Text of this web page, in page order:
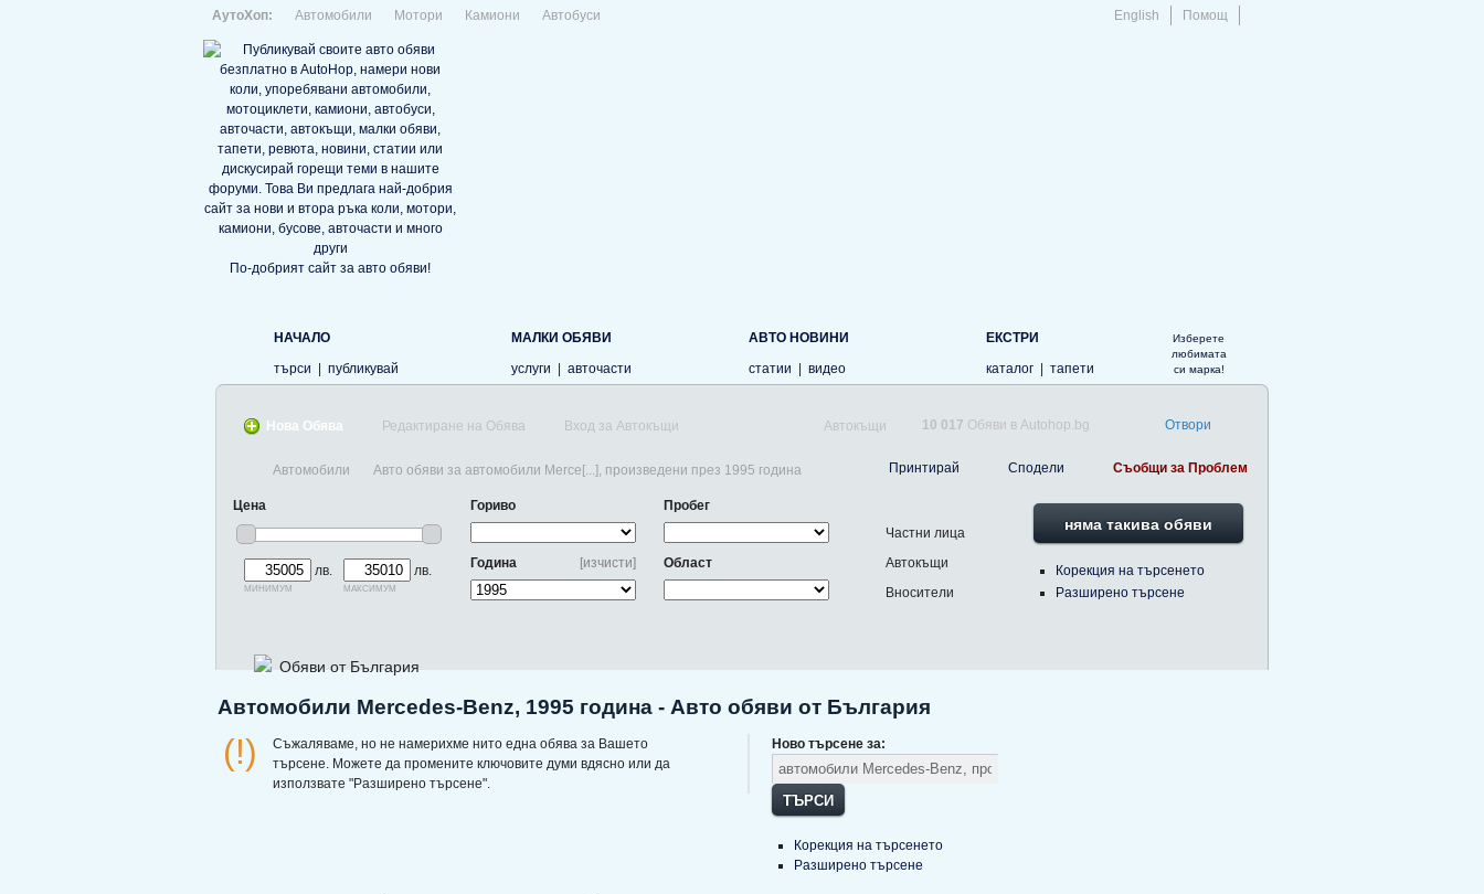
English Помощ
АутоХоп: Автомобили Мотори Камиони Автобуси
По-добрият сайт за авто обяви!
НАЧАЛО
търси
публикувай
МАЛКИ ОБЯВИ
услуги
авточасти
АВТО НОВИНИ
статии
видео
ЕКСТРИ
каталог
тапети
Изберете
любимата
си марка!
Нова Обява Редактиране на Обява Вход за Автокъщи Автокъщи 10 017 Обяви в Autohop.bg Отвори
Принтирай Сподели Съобщи за Проблем
Автомобили Авто обяви за автомобили Merce[...], произведени през 1995 година
Цена
лв.
минимум
лв.
максимум
Гориво
[изчисти]
Година
Пробег
Област
Частни лица
Автокъщи
Вносители
няма такива обяви
Корекция на търсенето
Разширено търсене
Обяви от България
Автомобили Mercedes-Benz, 1995 година - Авто обяви от България
(!)
Съжаляваме, но не намерихме нито една обява за Вашето
търсене. Можете да промените ключовите думи вдясно или да
използвате "Разширено търсене".
Ново търсене за:
ТЪРСИ
Корекция на търсенето
Разширено търсене